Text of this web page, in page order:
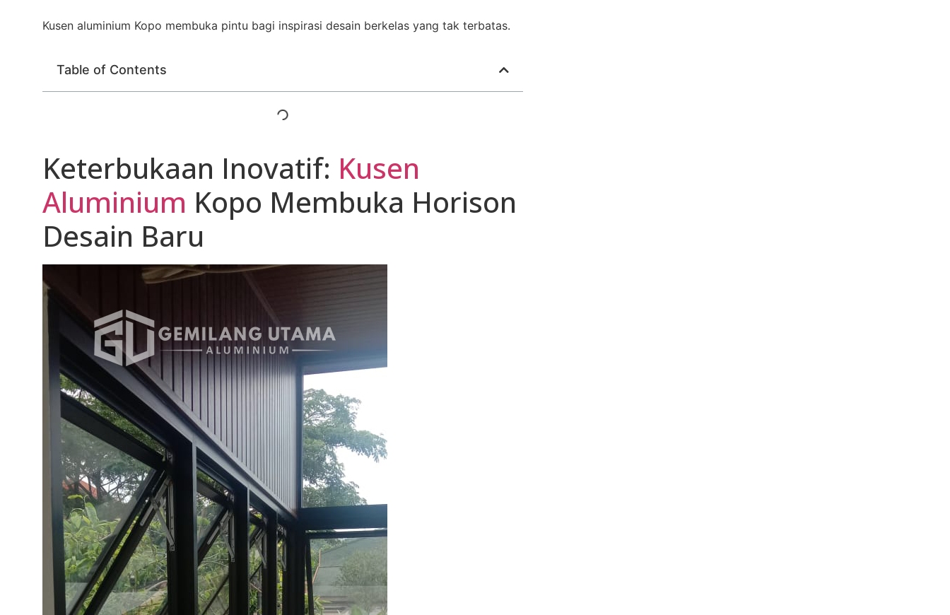
Kusen aluminium Kopo membuka pintu bagi inspirasi desain berkelas yang tak terbatas.
Table of Contents
Keterbukaan Inovatif: Kusen
Aluminium Kopo Membuka Horison
Desain Baru